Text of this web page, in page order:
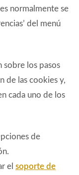
normalmente se
del menú
sobre los pasos
de las cookies y,
cada uno de los
de
el soporte de